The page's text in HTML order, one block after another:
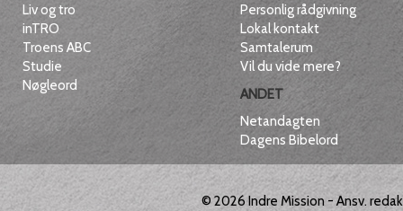
Liv og tro
inTRO
Troens ABC
Studie
Nøgleord
Personlig rådgivning
Lokal kontakt
Samtalerum
Vil du vide mere?
ANDET
Netandagten
Dagens Bibelord
© 2026Indre Mission - Ansv.